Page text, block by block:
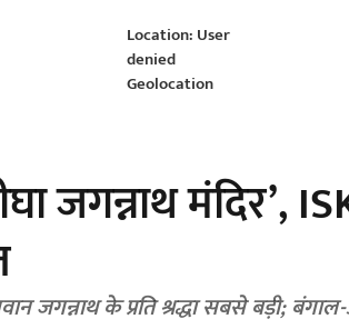
Location: User
denied
Geolocation
जगन्नाथ मंदिर’,
जगन्नाथ के प्रति श्रद्धा सबसे बड़ी;